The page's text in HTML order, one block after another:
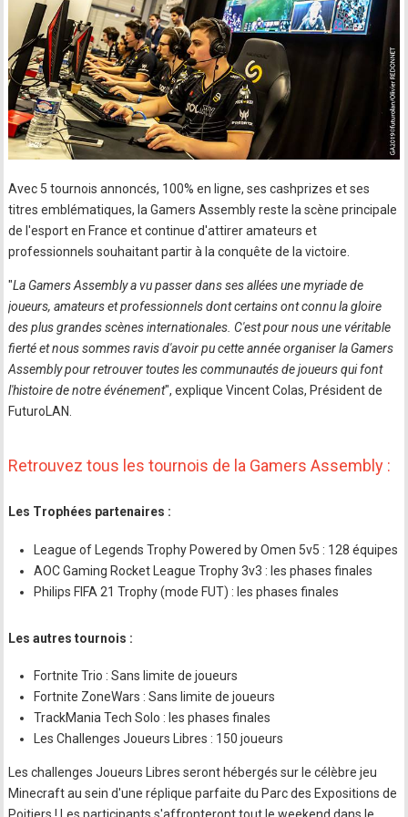
Avec 5 tournois annoncés, 100% en ligne, ses cashprizes et ses
titres emblématiques, la Gamers Assembly reste la scène principale
de l'esport en France et continue d'attirer amateurs et
professionnels souhaitant partir à la conquête de la victoire.
"La Gamers Assembly a vu passer dans ses allées une myriade de
joueurs, amateurs et professionnels dont certains ont connu la gloire
des plus grandes scènes internationales. C'est pour nous une véritable
fierté et nous sommes ravis d'avoir pu cette année organiser la Gamers
Assembly pour retrouver toutes les communautés de joueurs qui font
l'histoire de notre événement", explique Vincent Colas, Président de
FuturoLAN.
Retrouvez tous les tournois de la Gamers Assembly :
Les Trophées partenaires :
League of Legends Trophy Powered by Omen 5v5 : 128 équipes
AOC Gaming Rocket League Trophy 3v3 : les phases finales
Philips FIFA 21 Trophy (mode FUT) : les phases finales
Les autres tournois :
Fortnite Trio : Sans limite de joueurs
Fortnite ZoneWars : Sans limite de joueurs
TrackMania Tech Solo : les phases finales
Les Challenges Joueurs Libres : 150 joueurs
Les challenges Joueurs Libres seront hébergés sur le célèbre jeu
Minecraft au sein d'une réplique parfaite du Parc des Expositions de